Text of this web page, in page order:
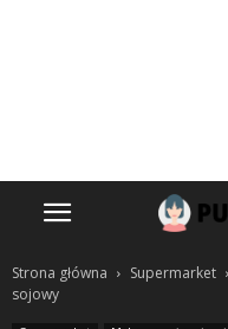
Strona główna Supermarket
sojowy